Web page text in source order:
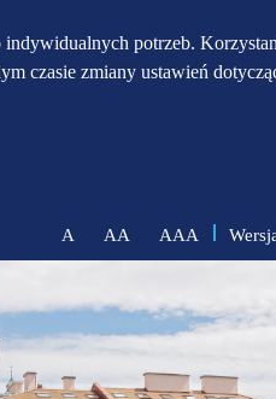
indywidualnych potrzeb.
czasie zmiany ustawień
A
zmniejsz
AA
zresetuj
AAA
zwiększ